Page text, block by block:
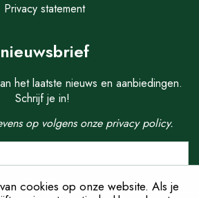
Privacy statement
nieuwsbrief
het laatste nieuws en aanbiedingen.
Schrijf je in!
op volgens onze privacy policy.
cookies op onze website. Als je